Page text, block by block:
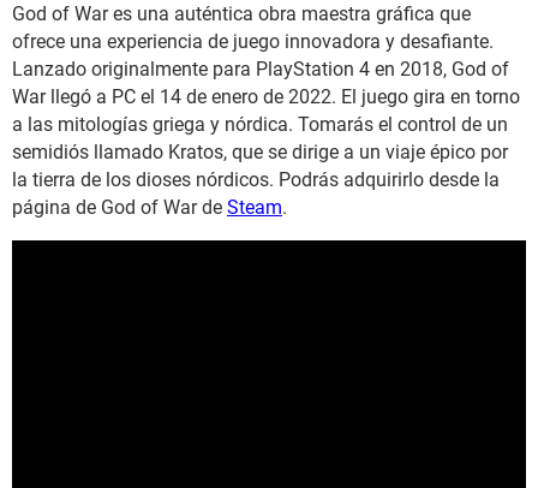
God of War es una auténtica obra maestra gráfica que
ofrece una experiencia de juego innovadora y desafiante.
Lanzado originalmente para PlayStation 4 en 2018, God of
War llegó a PC el 14 de enero de 2022. El juego gira en torno
a las mitologías griega y nórdica. Tomarás el control de un
semidiós llamado Kratos, que se dirige a un viaje épico por
la tierra de los dioses nórdicos. Podrás adquirirlo desde la
página de God of War de Steam.